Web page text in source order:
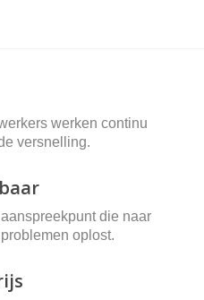
werken continu
versnelling.
die naar
oplost.